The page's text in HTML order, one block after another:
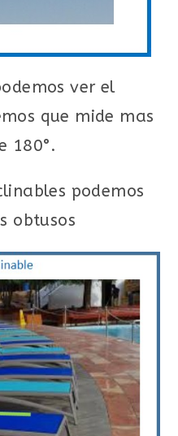
ver el
que mide mas
180°.
podemos
obtusos